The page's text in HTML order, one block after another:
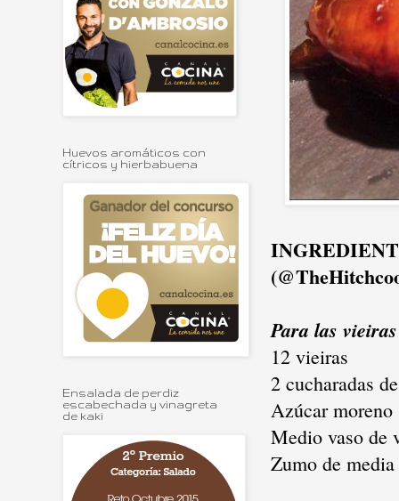
Para las
12 vieiras
2 cucharadas
Azúcar moreno
Medio vaso de
Zumo de
Huevos aromáticos con
cítricos y hierbabuena
Ensalada de perdiz
escabechada y vinagreta
de kaki